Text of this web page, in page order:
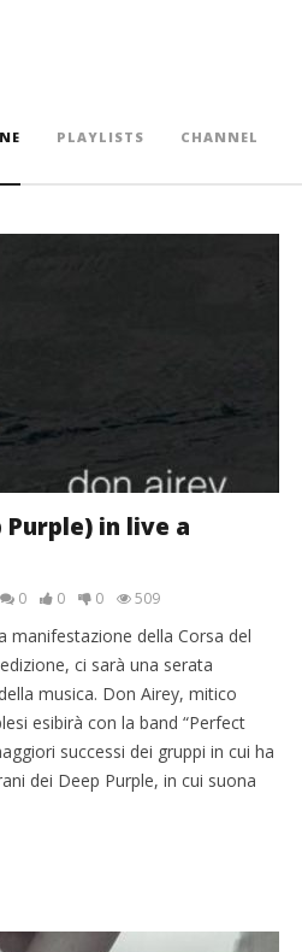
PLAYLISTS CHANNEL
Purple) in live a
0 0 0 509
manifestazione della Corsa del
ci sarà una serata
musica. Don Airey, mitico
esibirà con la band “Perfect
successi dei gruppi in cui ha
dei Deep Purple, in cui suona